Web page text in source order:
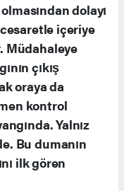
dolayı
içeriye
Müdahaleye
çıkış
oraya da
kontrol
Yalnız
Bu dumanın
ilk gören